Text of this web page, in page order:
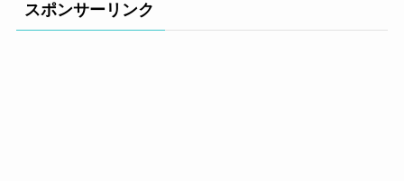
スポンサーリンク